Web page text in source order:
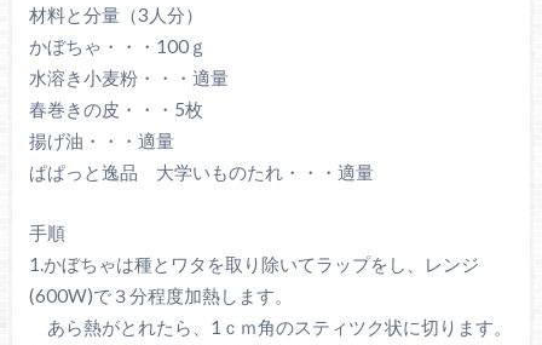
材料と分量（3人分）
かぼちゃ・・・100ｇ
水溶き小麦粉・・・適量
春巻きの皮・・・5枚
揚げ油・・・適量
ぱぱっと逸品 大学いものたれ・・・適量
手順
1.かぼちゃは種とワタを取り除いてラップをし、レンジ
(600W)で３分程度加熱します。
あら熱がとれたら、1ｃｍ角のスティツク状に切ります。